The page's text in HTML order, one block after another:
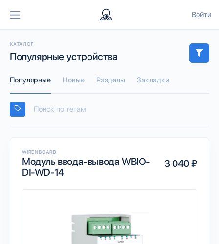
Войти
КАТАЛОГ
Популярные устройства
Популярные Новые Разделы Закладки
WIRENBOARD
Модуль ввода-вывода WBIO-
DI-WD-14
3 040 ₽